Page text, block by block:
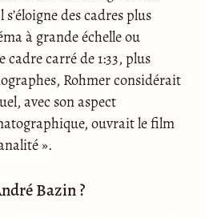
des cadres plus
à grande échelle ou
carré de 1:33, plus
Rohmer considérait
avec son aspect
ouvrait le film
».
Bazin ?